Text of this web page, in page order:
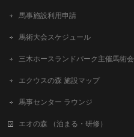
馬事施設利用申請
馬術大会スケジュール
三木ホースランドパーク主催馬術会
エクウスの森 施設マップ
馬事センター ラウンジ
エオの森 （泊まる・研修）